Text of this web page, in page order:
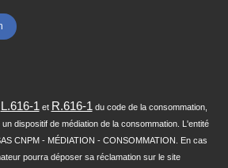
L.616-1 et R.616-1 du code de la consommation,
dispositif de médiation de la consommation. L'entité
CNPM - MÉDIATION - CONSOMMATION. En cas
pourra déposer sa réclamation sur le site